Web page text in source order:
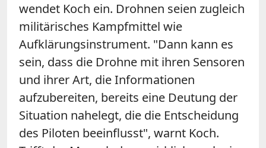
wendet Koch ein. Drohnen seien zugleich
militärisches Kampfmittel wie
Aufklärungsinstrument. "Dann kann es
sein, dass die Drohne mit ihren Sensoren
und ihrer Art, die Informationen
aufzubereiten, bereits eine Deutung der
Situation nahelegt, die die Entscheidung
des Piloten beeinflusst", warnt Koch.